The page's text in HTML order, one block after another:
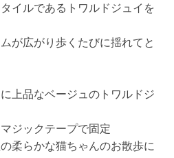
イルであるトワルドジュイを
が広がり歩くたびに揺れてと
上品なベージュのトワルドジ
ジックテープで固定
柔らかな猫ちゃんのお散歩に